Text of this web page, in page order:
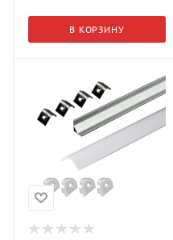
В КОРЗИНУ